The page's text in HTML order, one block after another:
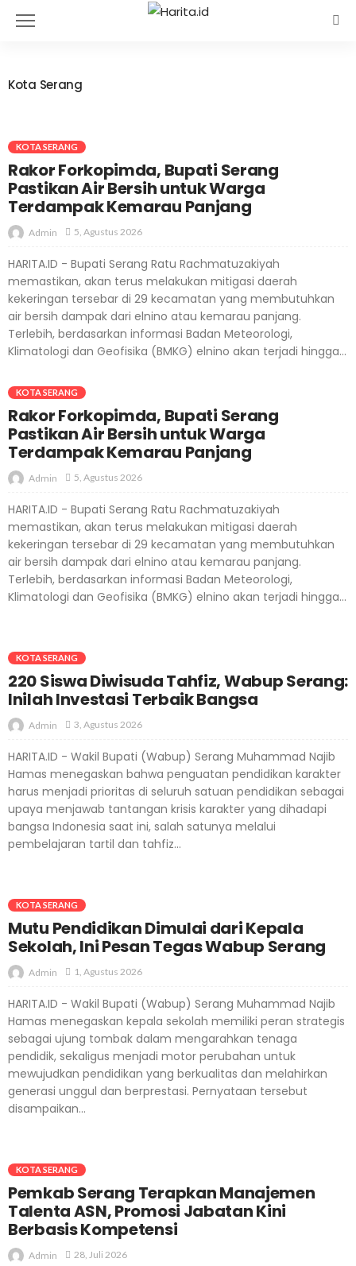
Kota Serang
KOTA SERANG
Rakor Forkopimda, Bupati Serang
Pastikan Air Bersih untuk Warga
Terdampak Kemarau Panjang
Admin 5, Agustus 2026
HARITA.ID - Bupati Serang Ratu Rachmatuzakiyah
memastikan, akan terus melakukan mitigasi daerah
kekeringan tersebar di 29 kecamatan yang membutuhkan
air bersih dampak dari elnino atau kemarau panjang.
Terlebih, berdasarkan informasi Badan Meteorologi,
Klimatologi dan Geofisika (BMKG) elnino akan terjadi hingga...
KOTA SERANG
Rakor Forkopimda, Bupati Serang
Pastikan Air Bersih untuk Warga
Terdampak Kemarau Panjang
Admin 5, Agustus 2026
HARITA.ID - Bupati Serang Ratu Rachmatuzakiyah
memastikan, akan terus melakukan mitigasi daerah
kekeringan tersebar di 29 kecamatan yang membutuhkan
air bersih dampak dari elnino atau kemarau panjang.
Terlebih, berdasarkan informasi Badan Meteorologi,
Klimatologi dan Geofisika (BMKG) elnino akan terjadi hingga...
KOTA SERANG
220 Siswa Diwisuda Tahfiz, Wabup Serang:
Inilah Investasi Terbaik Bangsa
Admin 3, Agustus 2026
HARITA.ID - Wakil Bupati (Wabup) Serang Muhammad Najib
Hamas menegaskan bahwa penguatan pendidikan karakter
harus menjadi prioritas di seluruh satuan pendidikan sebagai
upaya menjawab tantangan krisis karakter yang dihadapi
bangsa Indonesia saat ini, salah satunya melalui
pembelajaran tartil dan tahfiz...
KOTA SERANG
Mutu Pendidikan Dimulai dari Kepala
Sekolah, Ini Pesan Tegas Wabup Serang
Admin 1, Agustus 2026
HARITA.ID - Wakil Bupati (Wabup) Serang Muhammad Najib
Hamas menegaskan kepala sekolah memiliki peran strategis
sebagai ujung tombak dalam mengarahkan tenaga
pendidik, sekaligus menjadi motor perubahan untuk
mewujudkan pendidikan yang berkualitas dan melahirkan
generasi unggul dan berprestasi. Pernyataan tersebut
disampaikan...
KOTA SERANG
Pemkab Serang Terapkan Manajemen
Talenta ASN, Promosi Jabatan Kini
Berbasis Kompetensi
Admin 28, Juli 2026